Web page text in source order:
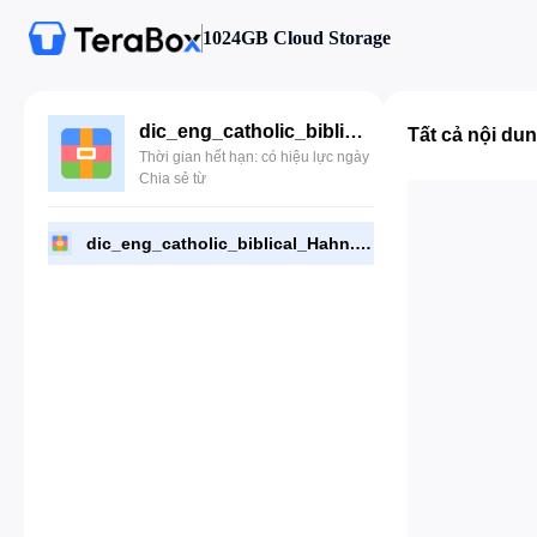
1024GB Cloud Storage
dic_eng_catholic_biblical_Hahn.zip
Thời gian hết hạn: có hiệu lực ngày
Chia sẻ từ
dic_eng_catholic_biblical_Hahn.zip
Tất cả nội